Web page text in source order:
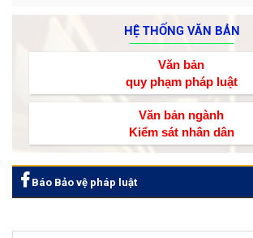
HỆ THỐNG VĂN BẢN
Văn bản
quy phạm pháp luật
Văn bản ngành
Kiểm sát nhân dân
Báo Bảo vệ pháp luật